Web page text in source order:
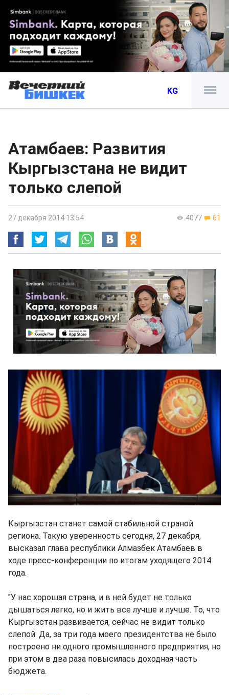
KG
Атамбаев: Развития
Кыргызстана не видит
только слепой
4077 61
27 декабря 2014 13:54
Кыргызстан станет самой стабильной страной
региона. Такую уверенность сегодня, 27 декабря,
высказал глава республики Алмазбек Атамбаев в
ходе пресс-конференции по итогам уходящего 2014
года.
"У нас хорошая страна, и в ней будет не только
дышаться легко, но и жить все лучше и лучше. То, что
Кыргызстан развивается, сейчас не видит только
слепой. Да, за три года моего президентства не было
построено ни одного промышленного предприятия, но
при этом в два раза повысилась доходная часть
бюджета.